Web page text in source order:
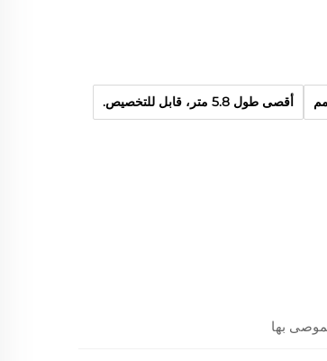
أقصى طول 5.8 متر، قابل للتخصيص.
بها